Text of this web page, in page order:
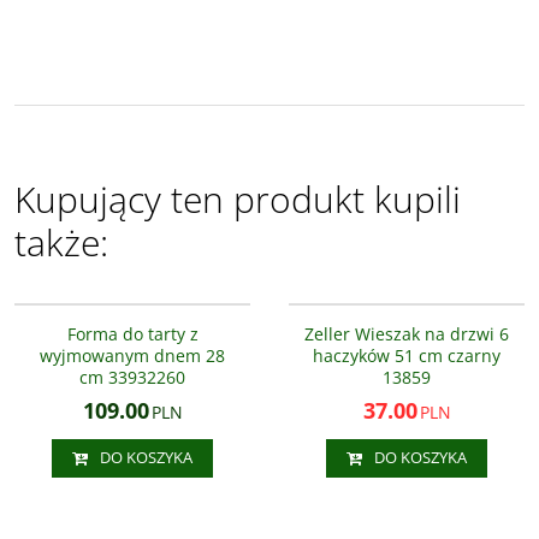
Kupujący ten produkt kupili
także:
Forma do tarty z
wyjmowanym dnem 28
cm 33932260
109.00PLN
DO KOSZYKA
Zeller Wieszak na drzwi 6
haczyków 51 cm czarny
13859
37.00PLN
DO KOSZYKA